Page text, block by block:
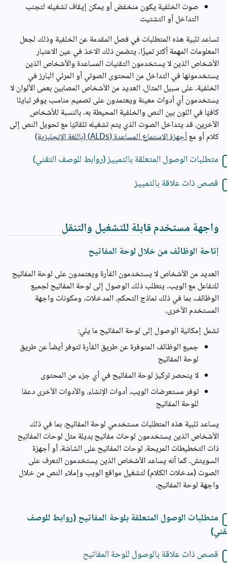
صوت الخلفية يكون منخفض أو يمكن إيقاف تشغيله لتجنب
التداخل أو التشتيت
تساعد تلبية هذه المتطلبات في فصل المقدمة عن الخلفية وذلك لجعل
المعلومات المهمة أكثر تميزًا. يتضمن ذلك الاخذ في عين الاعتبار
الأشخاص الذين لا يستخدمون التقنيات المساعدة والأشخاص الذين
يستخدمونها في التداخل من المحتوى الصوتي أو المرئي البارز في
الخلفية. على سبيل المثال، العديد من الأشخاص المصابين بعمى الألوان لا
يستخدمون أي أدوات معينة ويعتمدون على تصميم مناسب يوفر تباينًا
كافيًا في اللون بين النص والخلفية المحيطة به. بالنسبة للأشخاص
الآخرين، قد يتداخل الصوت الذي يتم تشغيله تلقائيًا مع تحويل النص إلى
كلام أو معأجهزة الاستماع المساعدة (ALDs) (باللغة الإنجليزية)
متطلبات الوصول المتعلقة بالتمييز (روابط للوصف التقني)
قصص ذات علاقة بالتمييز
واجهة مستخدم قابلة للتشغيل والتنقل
إتاحة الوظائف من خلال لوحة المفاتيح
العديد من الأشخاص لا يستخدمون الفأرة ويعتمدون على لوحة المفاتيح
للتفاعل مع الويب. يتطلب ذلك الوصول إلى لوحة المفاتيح لجميع
الوظائف، بما في ذلك نماذج التحكم، المدخلات، ومكونات واجهة
المستخدم الأخرى.
تشمل إمكانية الوصول إلى لوحة المفاتيح ما يلي:
جميع الوظائف المتوفرة عن طريق الفأرة تتوفر أيضاً عن طريق
لوحة المفاتيح
لا ينحصر تركيز لوحة المفاتيح في أي جزء من المحتوى
توفر مستعرضات الويب، أدوات الإنشاء، والأدوات الأخرى دعمًا
للوحة المفاتيح
يساعد تلبية هذه المتطلبات مستخدمي لوحة المفاتيح، بما في ذلك
الأشخاص الذين يستخدمون لوحات مفاتيح بديلة مثل لوحات المفاتيح
ذات التخطيطات المريحة، لوحات المفاتيح على الشاشة، أو أجهزة
السويتش. كما أنه يساعد الأشخاص الذين يستخدمون التعرف على
الصوت (مدخلات الكلام) لتشغيل مواقع الويب وإملاء النص من خلال
واجهة لوحة المفاتيح.
متطلبات الوصول المتعلقة بلوحة المفاتيح (روابط للوصف
قصص ذات علاقة بالوصول للوحة المفاتيح